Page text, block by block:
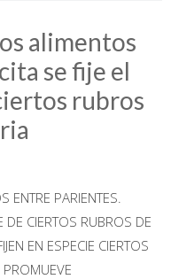
alimentos
se fije el
rubros
ENTRE PARIENTES.
DE CIERTOS RUBROS DE
EN ESPECIE CIERTOS